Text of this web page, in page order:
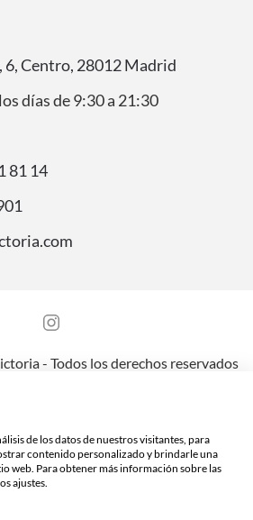
6, Centro, 28012 Madrid
días de9:30a 21:30
81 14
- Todos los derechos reservados
de los datos de nuestros visitantes, para
contenido personalizado y brindarle una
web. Para obtener más información sobre las
ajustes.